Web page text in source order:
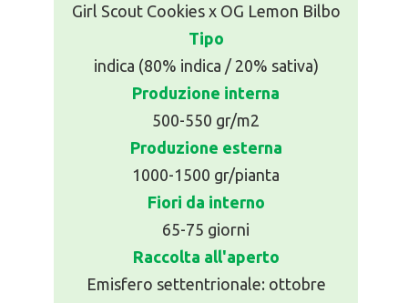
Girl Scout Cookies x OG Lemon Bilbo
Tipo
indica (80% indica / 20% sativa)
Produzione interna
500-550 gr/m2
Produzione esterna
1000-1500 gr/pianta
Fiori da interno
65-75 giorni
Raccolta all'aperto
Emisfero settentrionale: ottobre